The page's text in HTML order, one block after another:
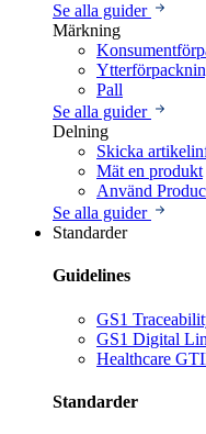
Se alla guider
Märkning
Pall
Se alla guider
Delning
Skicka
Mät en produkt
Använd
Se alla guider
Standarder
Guidelines
GS1
GS1 Digital
Healthcare
Standarder